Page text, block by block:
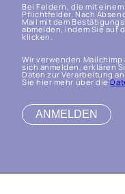
Bei Feldern, die mit
Pflichtfelder. Nach
Mail mit dem
abmelden, indem Sie auf
klicken.
Wir verwenden
sich anmelden, erklären
Daten zur Verarbeitung
Sie hier mehr über die